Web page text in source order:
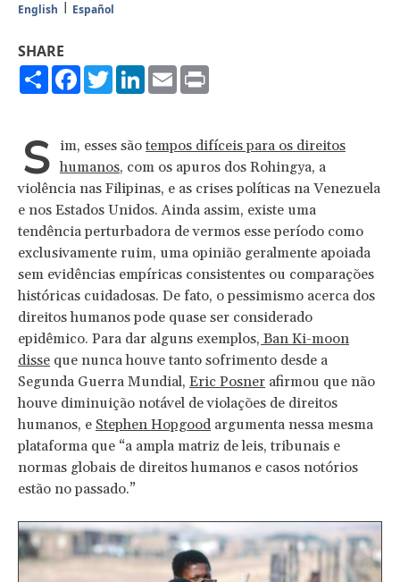
English
Español
SHARE
ShareFacebook
TwitterLinkedIn
Email
S im, esses são tempos difíceis para os direitos
humanos, com os apuros dos Rohingya, a
violência nas Filipinas, e as crises políticas na Venezuela
e nos Estados Unidos. Ainda assim, existe uma
tendência perturbadora de vermos esse período como
exclusivamente ruim, uma opinião geralmente apoiada
sem evidências empíricas consistentes ou comparações
históricas cuidadosas. De fato, o pessimismo acerca dos
direitos humanos pode quase ser considerado
epidêmico. Para dar alguns exemplos, Ban Ki-moon
disse que nunca houve tanto sofrimento desde a
Segunda Guerra Mundial, Eric Posner afirmou que não
houve diminuição notável de violações de direitos
humanos, e Stephen Hopgood argumenta nessa mesma
plataforma que “a ampla matriz de leis, tribunais e
normas globais de direitos humanos e casos notórios
estão no passado.”